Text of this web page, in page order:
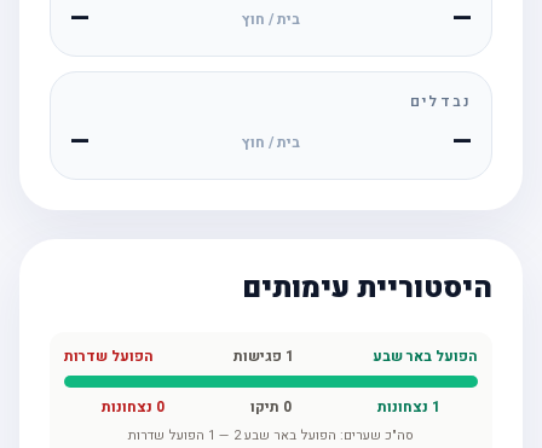
— בית / חוץ —
נבדלים
— בית / חוץ —
היסטוריית עימותים
הפועל באר שבע פגישות הפועל שדרות
נצחונות תיקו נצחונות
סה"כ שערים:הפועל באר שבע2
—
1הפועל שדרות